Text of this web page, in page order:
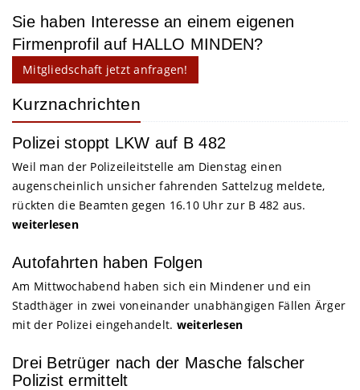
Sie haben Interesse an einem eigenen
Firmenprofil auf HALLO MINDEN?
Mitgliedschaft jetzt anfragen!
Kurznachrichten
Polizei stoppt LKW auf B 482
Weil man der Polizeileitstelle am Dienstag einen
augenscheinlich unsicher fahrenden Sattelzug meldete,
rückten die Beamten gegen 16.10 Uhr zur B 482 aus.
weiterlesen
Autofahrten haben Folgen
Am Mittwochabend haben sich ein Mindener und ein
Stadthäger in zwei voneinander unabhängigen Fällen Ärger
mit der Polizei eingehandelt. weiterlesen
Drei Betrüger nach der Masche falscher
Polizist ermittelt